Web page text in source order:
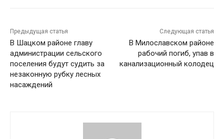
Предыдущая статья
В Шацком районе главу
администрации сельского
поселения будут судить за
незаконную рубку лесных
насаждений
Следующая статья
В Милославском районе
рабочий погиб, упав в
канализационный колодец